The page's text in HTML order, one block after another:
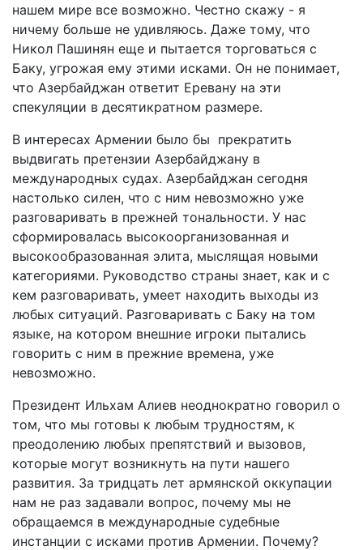
нашем мире все возможно. Честно скажу - я
ничему больше не удивляюсь. Даже тому, что
Никол Пашинян еще и пытается торговаться с
Баку, угрожая ему этими исками. Он не понимает,
что Азербайджан ответит Еревану на эти
спекуляции в десятикратном размере.
В интересах Армении было бы прекратить
выдвигать претензии Азербайджану в
международных судах. Азербайджан сегодня
настолько силен, что с ним невозможно уже
разговаривать в прежней тональности. У нас
сформировалась высокоорганизованная и
высокообразованная элита, мыслящая новыми
категориями. Руководство страны знает, как и с
кем разговаривать, умеет находить выходы из
любых ситуаций. Разговаривать с Баку на том
языке, на котором внешние игроки пытались
говорить с ним в прежние времена, уже
невозможно.
Президент Ильхам Алиев неоднократно говорил о
том, что мы готовы к любым трудностям, к
преодолению любых препятствий и вызовов,
которые могут возникнуть на пути нашего
развития. За тридцать лет армянской оккупации
нам не раз задавали вопрос, почему мы не
обращаемся в международные судебные
инстанции с исками против Армении. Почему?